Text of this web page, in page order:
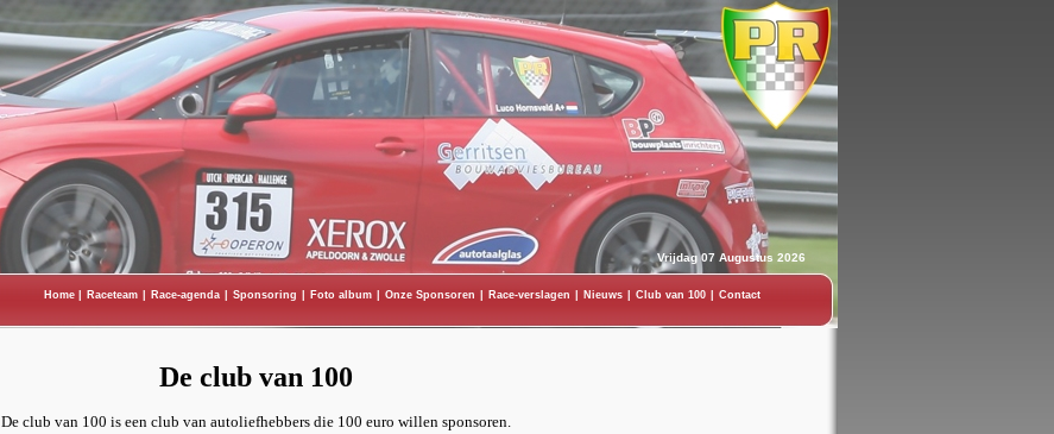
Vrijdag 07 Augustus 2026
Home Raceteam Race-agenda Sponsoring Foto album Onze Sponsoren Race-verslagen Nieuws Club van 100 Contact
De club van 100
De club van 100 is een club van autoliefhebbers die 100 euro willen sponsoren.